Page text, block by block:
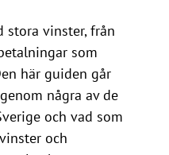
stora vinster, från
som
här guiden går
några av de
och vad som
och